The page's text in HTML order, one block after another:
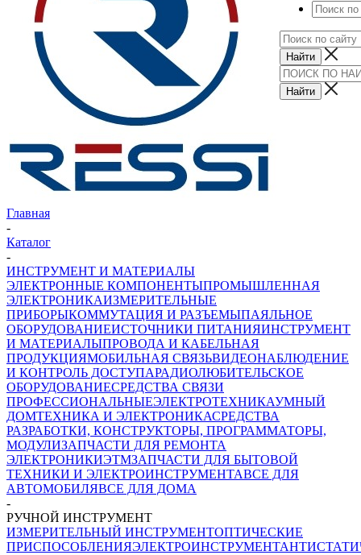
Главная
-
Каталог
-
ИНСТРУМЕНТ И МАТЕРИАЛЫ
ЭЛЕКТРОННЫЕ КОМПОНЕНТЫПРОМЫШЛЕННАЯ
ЭЛЕКТРОНИКАИЗМЕРИТЕЛЬНЫЕ
ПРИБОРЫКОММУТАЦИЯ И РАЗЪЕМЫПАЯЛЬНОЕ
ОБОРУДОВАНИЕИСТОЧНИКИ ПИТАНИЯИНСТРУМЕНТ
И МАТЕРИАЛЫПРОВОДА И КАБЕЛЬНАЯ
ПРОДУКЦИЯМОБИЛЬНАЯ СВЯЗЬВИДЕОНАБЛЮДЕНИЕ
И КОНТРОЛЬ ДОСТУПАРАДИОЛЮБИТЕЛЬСКОЕ
ОБОРУДОВАНИЕСРЕДСТВА СВЯЗИ
ПРОФЕССИОНАЛЬНЫЕЭЛЕКТРОТЕХНИКАУМНЫЙ
ДОМТЕХНИКА И ЭЛЕКТРОНИКАСРЕДСТВА
РАЗРАБОТКИ, КОНСТРУКТОРЫ, ПРОГРАММАТОРЫ,
МОДУЛИЗАПЧАСТИ ДЛЯ РЕМОНТА
ЭЛЕКТРОНИКИЭТМЗАПЧАСТИ ДЛЯ БЫТОВОЙ
ТЕХНИКИ И ЭЛЕКТРОИНСТРУМЕНТАВСЕ ДЛЯ
АВТОМОБИЛЯВСЕ ДЛЯ ДОМА
-
РУЧНОЙ ИНСТРУМЕНТ
ИЗМЕРИТЕЛЬНЫЙ ИНСТРУМЕНТОПТИЧЕСКИЕ
ПРИСПОСОБЛЕНИЯЭЛЕКТРОИНСТРУМЕНТ